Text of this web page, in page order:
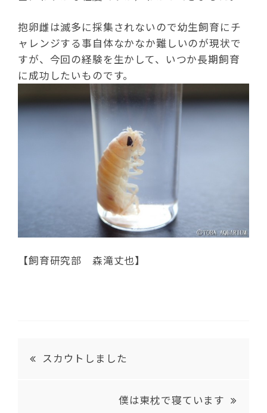
抱卵雌は滅多に採集されないので幼生飼育にチ
ャレンジする事自体なかなか難しいのが現状で
すが、今回の経験を生かして、いつか長期飼育
に成功したいものです。
【飼育研究部 森滝丈也】
スカウトしました
僕は東枕で寝ています